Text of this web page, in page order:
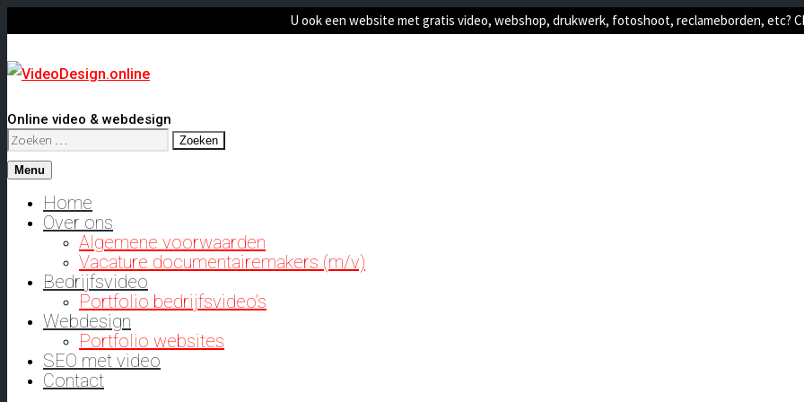
U ook een website met gratis video, webshop, drukwerk, fotoshoot, reclameborden, etc?
Online video & webdesign
Zoeken
naar:
Menu
Home
Over ons
Algemene voorwaarden
Vacature documentairemakers (m/v)
Bedrijfsvideo
Portfolio bedrijfsvideo’s
Webdesign
Portfolio websites
SEO met video
Contact